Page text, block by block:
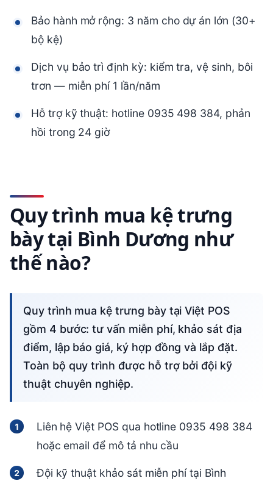
Bảo hành mở rộng: 3 năm cho dự án lớn (30+
bộ kệ)
Dịch vụ bảo trì định kỳ: kiểm tra, vệ sinh, bôi
trơn — miễn phí 1 lần/năm
Hỗ trợ kỹ thuật: hotline 0935 498 384, phản
hồi trong 24 giờ
Quy trình mua kệ trưng
bày tại Bình Dương như
thế nào?
Quy trình mua kệ trưng bày tại Việt POS
gồm 4 bước: tư vấn miễn phí, khảo sát địa
điểm, lập báo giá, ký hợp đồng và lắp đặt.
Toàn bộ quy trình được hỗ trợ bởi đội kỹ
thuật chuyên nghiệp.
Liên hệ Việt POS qua hotline 0935 498 384
hoặc email để mô tả nhu cầu
Đội kỹ thuật khảo sát miễn phí tại Bình